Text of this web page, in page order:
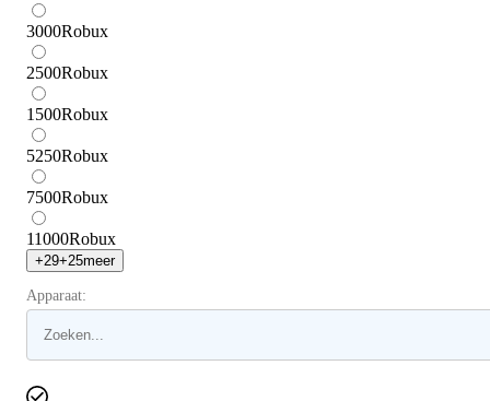
3000Robux
2500Robux
1500Robux
5250Robux
7500Robux
11000Robux
+29+25meer
Apparaat: